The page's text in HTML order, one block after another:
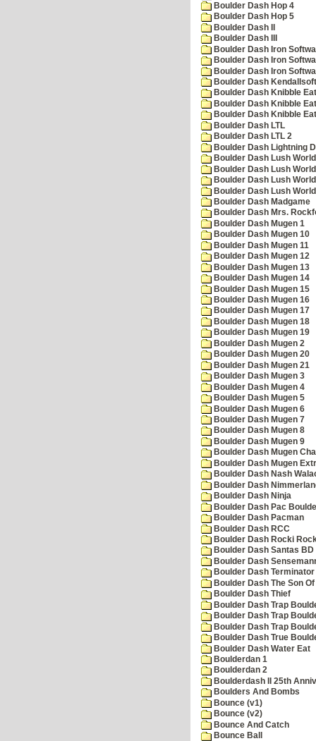
Boulder Dash Hop 4
Boulder Dash Hop 5
Boulder Dash II
Boulder Dash III
Boulder Dash Iron
Boulder Dash Iron
Boulder Dash Iron
Boulder Dash
Boulder Dash Knibble
Boulder Dash Knibble
Boulder Dash Knibble
Boulder Dash LTL
Boulder Dash LTL 2
Boulder Dash Lightning
Boulder Dash Lush
Boulder Dash Lush
Boulder Dash Lush
Boulder Dash Lush
Boulder Dash Madgame
Boulder Dash Mrs.
Boulder Dash Mugen 1
Boulder Dash Mugen 10
Boulder Dash Mugen 11
Boulder Dash Mugen 12
Boulder Dash Mugen 13
Boulder Dash Mugen 14
Boulder Dash Mugen 15
Boulder Dash Mugen 16
Boulder Dash Mugen 17
Boulder Dash Mugen 18
Boulder Dash Mugen 19
Boulder Dash Mugen 2
Boulder Dash Mugen 20
Boulder Dash Mugen 21
Boulder Dash Mugen 3
Boulder Dash Mugen 4
Boulder Dash Mugen 5
Boulder Dash Mugen 6
Boulder Dash Mugen 7
Boulder Dash Mugen 8
Boulder Dash Mugen 9
Boulder Dash Mugen
Boulder Dash Mugen
Boulder Dash Nash
Boulder Dash
Boulder Dash Ninja
Boulder Dash Pac
Boulder Dash Pacman
Boulder Dash RCC
Boulder Dash Rocki
Boulder Dash Santas
Boulder Dash
Boulder Dash
Boulder Dash The Son
Boulder Dash Thief
Boulder Dash Trap
Boulder Dash Trap
Boulder Dash Trap
Boulder Dash True
Boulder Dash Water Eat
Boulderdan 1
Boulderdan 2
Boulderdash II 25th
Boulders And Bombs
Bounce (v1)
Bounce (v2)
Bounce And Catch
Bounce Ball